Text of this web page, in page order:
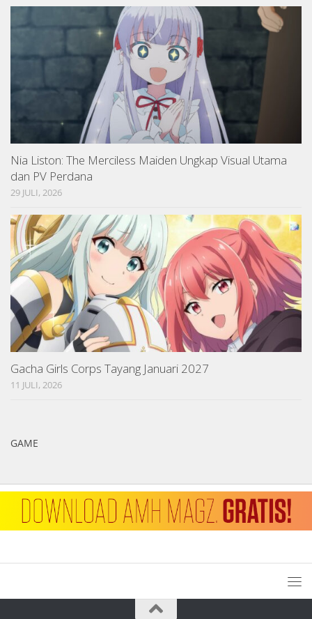
Nia Liston: The Merciless Maiden Ungkap Visual Utama
dan PV Perdana
29 JULI, 2026
Gacha Girls Corps Tayang Januari 2027
11 JULI, 2026
GAME